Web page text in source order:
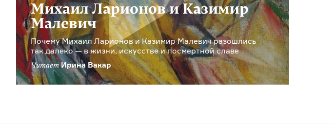
Михаил Ларионов и Казимир
Малевич
Почему Михаил Ларионов и Казимир Малевич разошлись
так далеко — в жизни, искусстве и посмертной славе
ЧитаетИрина Вакар